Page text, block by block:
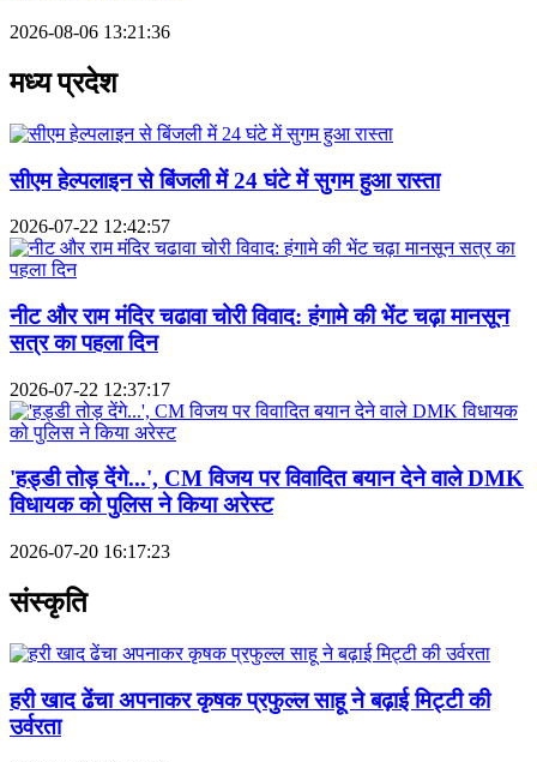
2026-08-06 13:21:36
मध्य प्रदेश
सीएम हेल्पलाइन से बिंजली में 24 घंटे में सुगम हुआ रास्ता
2026-07-22 12:42:57
नीट और राम मंदिर चढावा चोरी विवाद: हंगामे की भेंट चढ़ा मानसून
सत्र का पहला दिन
2026-07-22 12:37:17
'हड्डी तोड़ देंगे...', CM विजय पर विवादित बयान देने वाले DMK
विधायक को पुलिस ने किया अरेस्ट
2026-07-20 16:17:23
संस्कृति
हरी खाद ढेंचा अपनाकर कृषक प्रफुल्ल साहू ने बढ़ाई मिट्टी की
उर्वरता